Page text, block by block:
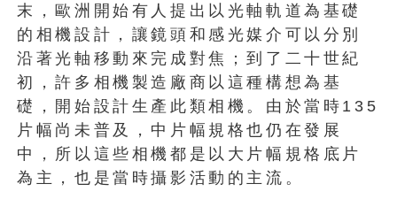
末，歐洲開始有人提出以光軸軌道為基礎
的相機設計，讓鏡頭和感光媒介可以分別
沿著光軸移動來完成對焦；到了二十世紀
初，許多相機製造廠商以這種構想為基
礎，開始設計生產此類相機。由於當時135
片幅尚未普及，中片幅規格也仍在發展
中，所以這些相機都是以大片幅規格底片
為主，也是當時攝影活動的主流。